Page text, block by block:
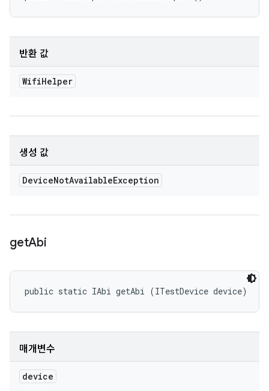
반환 값
WifiHelper
생성 값
DeviceNotAvailableException
getAbi
public static IAbi getAbi (ITestDevice device)
매개변수
device